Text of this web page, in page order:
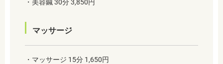
・美容鍼 30分 3,850円
マッサージ
・マッサージ 15分 1,650円